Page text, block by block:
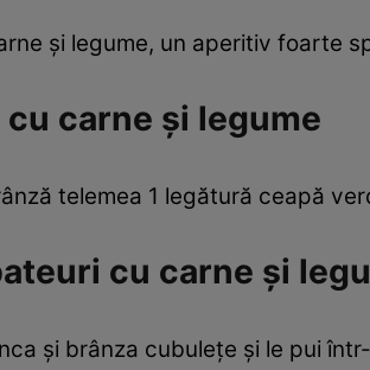
şi legume, un aperitiv foarte
carne şi legume
telemea 1 legătură ceapă
cu carne şi
şi brânza cubuleţe şi le pui